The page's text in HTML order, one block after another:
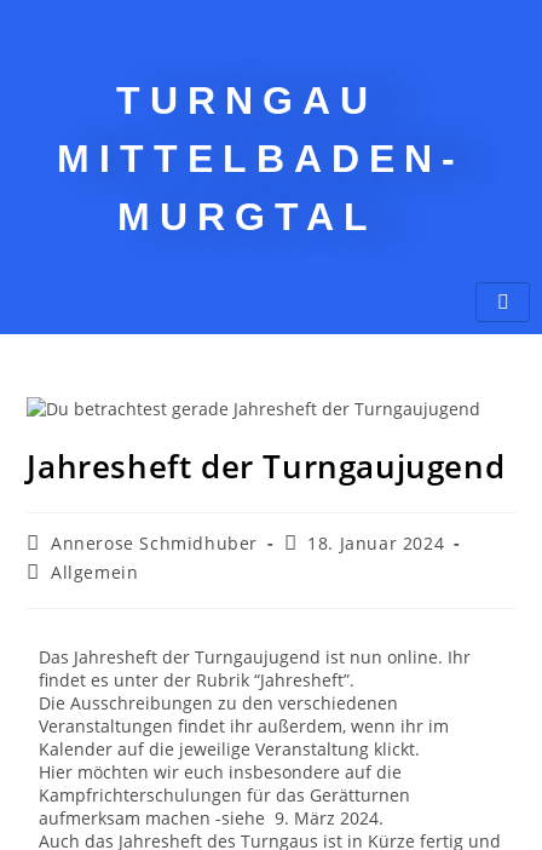
TURNGAU
MITTELBADEN-
MURGTAL
Jahresheft der Turngaujugend
Annerose Schmidhuber
18. Januar 2024
Allgemein
Das Jahresheft der Turngaujugend ist nun online. Ihr
findet es unter der Rubrik “Jahresheft”.
Die Ausschreibungen zu den verschiedenen
Veranstaltungen findet ihr außerdem, wenn ihr im
Kalender auf die jeweilige Veranstaltung klickt.
Hier möchten wir euch insbesondere auf die
Kampfrichterschulungen für das Gerätturnen
aufmerksam machen -siehe 9. März 2024.
Auch das Jahresheft des Turngaus ist in Kürze fertig und